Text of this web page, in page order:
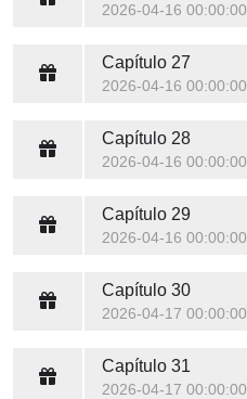
2026-04-16 00:00:00
Capítulo 27
2026-04-16 00:00:00
Capítulo 28
2026-04-16 00:00:00
Capítulo 29
2026-04-16 00:00:00
Capítulo 30
2026-04-17 00:00:00
Capítulo 31
2026-04-17 00:00:00